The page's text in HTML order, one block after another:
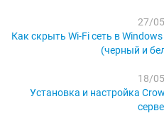
27/
Как скрыть Wi-Fi сеть в
(черный и
18/
Установка и настройка